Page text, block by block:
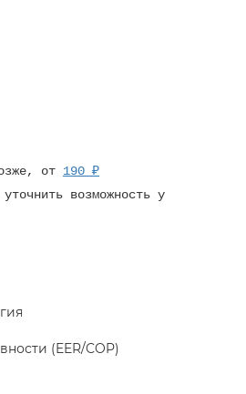
от 190 ₽
возможность у
(EER/COP)